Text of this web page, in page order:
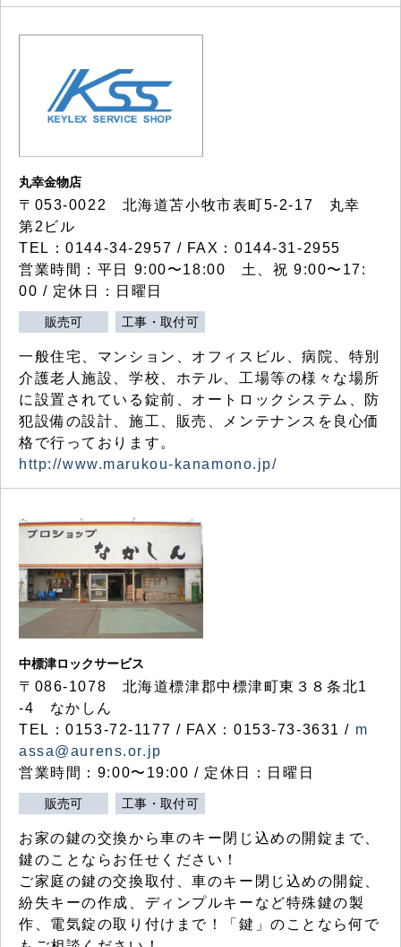
丸幸金物店
〒053-0022 北海道苫小牧市表町5-2-17 丸幸
第2ビル
TEL：0144-34-2957 / FAX：0144-31-2955
営業時間：平日 9:00〜18:00 土、祝 9:00〜17:
00 / 定休日：日曜日
販売可 工事・取付可
一般住宅、マンション、オフィスビル、病院、特別
介護老人施設、学校、ホテル、工場等の様々な場所
に設置されている錠前、オートロックシステム、防
犯設備の設計、施工、販売、メンテナンスを良心価
格で行っております。
http://www.marukou-kanamono.jp/
中標津ロックサービス
〒086-1078 北海道標津郡中標津町東３８条北1
-4 なかしん
TEL：0153-72-1177 / FAX：0153-73-3631 / m
assa@aurens.or.jp
営業時間：9:00〜19:00 / 定休日：日曜日
販売可 工事・取付可
お家の鍵の交換から車のキー閉じ込めの開錠まで、
鍵のことならお任せください！
ご家庭の鍵の交換取付、車のキー閉じ込めの開錠、
紛失キーの作成、ディンプルキーなど特殊鍵の製
作、電気錠の取り付けまで！「鍵」のことなら何で